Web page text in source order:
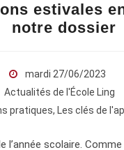
estivales
notre dossier
mardi 27/06/2023
Actualités de l'École Ling
pratiques, Les clés de
l’année scolaire.